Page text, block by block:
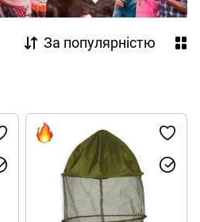
За популярністю